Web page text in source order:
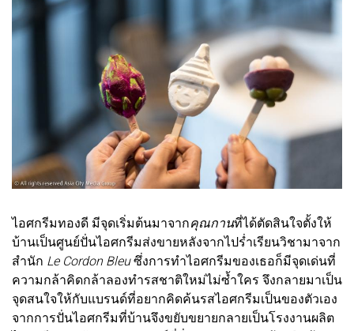
ไอศกรีมทองดี มีจุดเริ่มต้นมาจากคุณกานที่ได้ตัดสินใจตั้งให้
บ้านเป็นศูนย์ปั่นไอศกรีมส่งขายหลังจากไปร่ำเรียนวิชามาจาก
สำนัก Le Cordon Bleuซึ่งการทำไอศกรีมของเธอก็มีจุดเด่นที่
ความกล้าคิดกล้าลองทำรสชาติใหม่ไม่ซ้ำใคร จึงกลายมาเป็น
จุดสนใจให้กับแบรนด์ที่อยากคิดค้นรสไอศกรีมเป็นของตัวเอง
จากการปั่นไอศกรีมที่บ้านจึงขยับขยายกลายเป็นโรงงานผลิต